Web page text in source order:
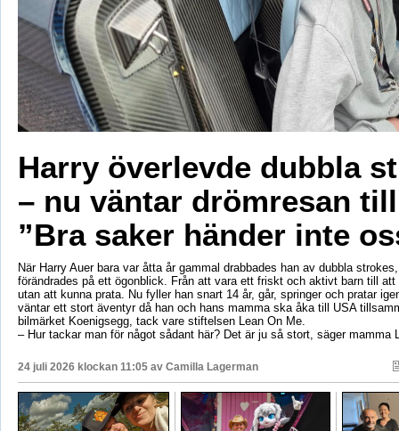
Harry överlevde dubbla
– nu väntar drömresan
”Bra saker händer inte
När Harry Auer bara var åtta år gammal drabbades han av dubbla
förändrades på ett ögonblick. Från att vara ett friskt och aktivt barn till
utan att kunna prata. Nu fyller han snart 14 år, går, springer och pratar
väntar ett stort äventyr då han och hans mamma ska åka till USA
bilmärket Koenigsegg, tack vare stiftelsen Lean On Me.
– Hur tackar man för något sådant här? Det är ju så stort, säger mamma
24 juli 2026 klockan 11:05 av Camilla Lagerman